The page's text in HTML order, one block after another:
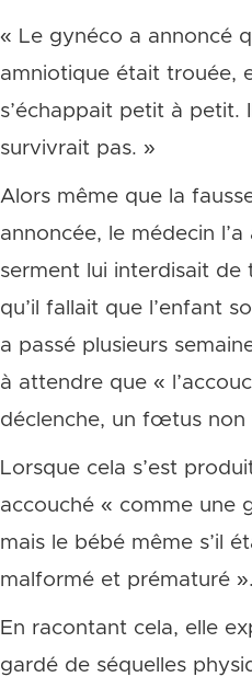
« Le gynéco a annoncé
amniotique était trouée,
s’échappait petit à petit.
survivrait pas. »
Alors même que la
annoncée, le médecin
serment lui interdisait
qu’il fallait que l’enfant
a passé plusieurs
à attendre que «
déclenche, un fœtus non
Lorsque cela s’est
accouché « comme une
mais le bébé même s’il
malformé et prématuré ».
En racontant cela, elle
gardé de séquelles